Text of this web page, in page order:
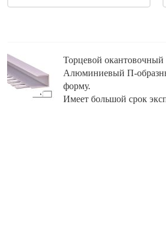
Торцевой
Алюминиевый П-
форму.
Имеет большой срок